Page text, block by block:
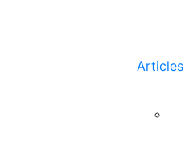
Articles